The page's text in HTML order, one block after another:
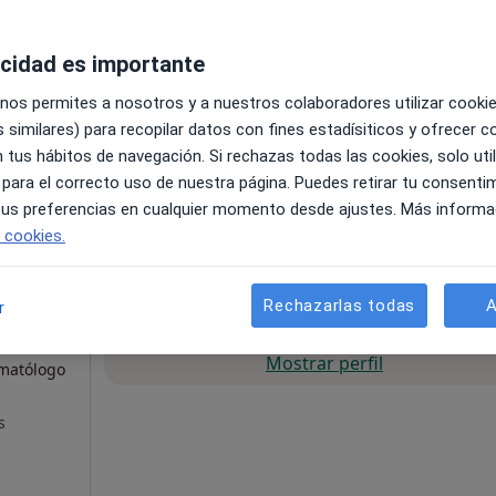
Morales
La reserva de cita online no está
Mostrar perfil
es importante
permites a nosotros y a nuestros colaboradores utilizar
similares) para recopilar datos con fines estadísiticos y ofrecer
tus hábitos de navegación. Si rechazas todas las cookies, solo
el correcto uso de nuestra página. Puedes retirar tu
preferencias en cualquier momento desde ajustes. Más
Rechazarlas todas